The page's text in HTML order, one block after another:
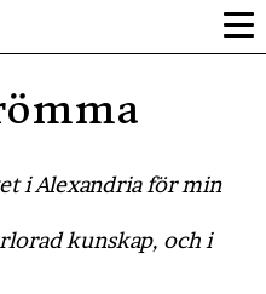
i Alexandria för min
kunskap, och i